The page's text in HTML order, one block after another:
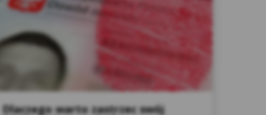
Dlaczego warto zastrzec swój
danych osobowych
https zobowiązuje nas do
(wywołania kodów
przeglądarka informowałaby
strony.